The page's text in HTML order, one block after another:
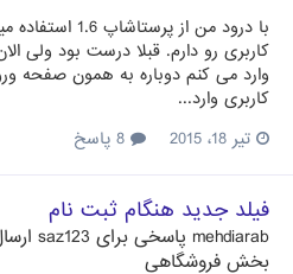
با درود من از
کاربری رو دارم. قبلا درست بود ولی
وارد می کنم دوباره به همون صفحه
کاربری وارد...
تیر 18، 2015
فیلد جدید هنگام ثبت نام
mehdiarab پاسخی برای saz123
بخش فروشگاهی